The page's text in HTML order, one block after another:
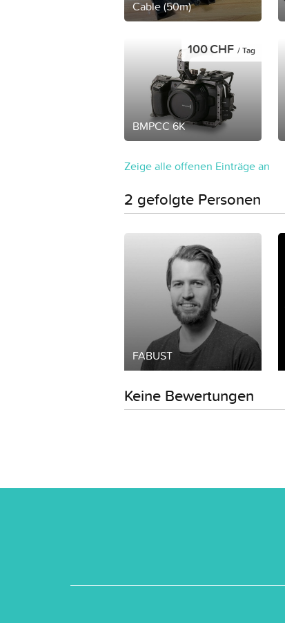
Cable (50m)
BMPCC 6K
100 CHF / Tag
Zeige alle offenen Einträge an
2 gefolgte Personen
FABUST
Keine Bewertungen